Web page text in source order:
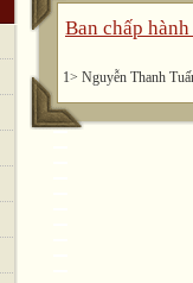
Ban chấp
1> Nguyễn Thanh